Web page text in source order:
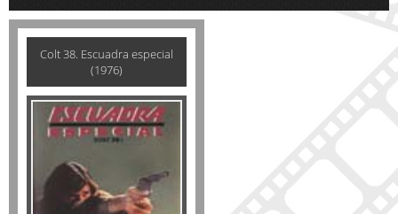
Colt 38. Escuadra especial
(1976)